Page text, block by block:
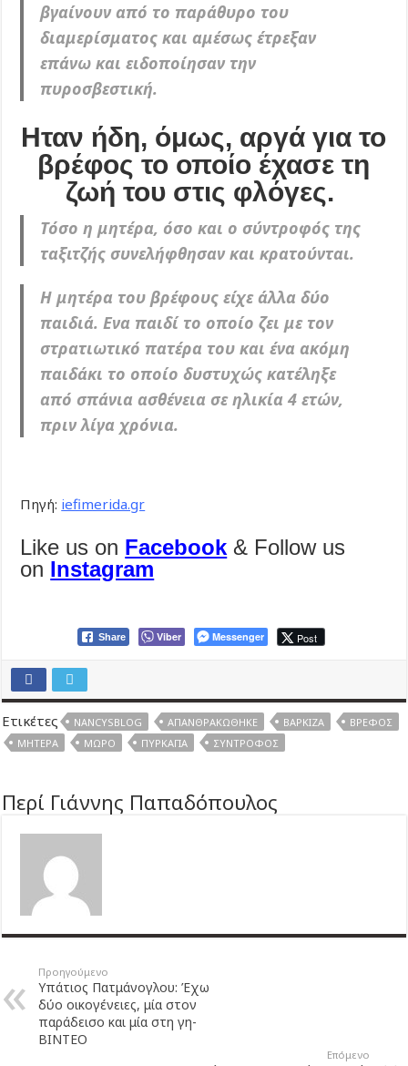
βγαίνουν από το παράθυρο του
διαμερίσματος και αμέσως έτρεξαν
επάνω και ειδοποίησαν την
πυροσβεστική.
Ηταν ήδη, όμως, αργά για το
βρέφος το οποίο έχασε τη
ζωή του στις φλόγες.
Τόσο η μητέρα, όσο και ο σύντροφός της
ταξιτζής συνελήφθησαν και κρατούνται.
Η μητέρα του βρέφους είχε άλλα δύο
παιδιά. Ενα παιδί το οποίο ζει με τον
στρατιωτικό πατέρα του και ένα ακόμη
παιδάκι το οποίο δυστυχώς κατέληξε
από σπάνια ασθένεια σε ηλικία 4 ετών,
πριν λίγα χρόνια.
Πηγή: iefimerida.gr
Like us on Facebook & Follow us
on Instagram
Share Viber Messenger Post
Ετικέτες NANCYSBLOG ΑΠΑΝΘΡΑΚΏΘΗΚΕ ΒΆΡΚΙΖΑ
ΒΡΈΦΟΣ
ΜΗΤΈΡΑ
ΜΩΡΌ ΠΥΡΚΑΓΙΆ ΣΎΝΤΡΟΦΟΣ
Περί Γιάννης Παπαδόπουλος
Προηγούμενο
Υπάτιος Πατμάνογλου: Έχω
δύο οικογένειες, μία στον
παράδεισο και μία στη γη-
ΒΙΝΤΕΟ
Επόμενο